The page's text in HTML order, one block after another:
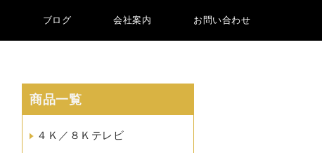
ブログ 会社案内 お問い合わせ
商品一覧
４Ｋ／８Ｋテレビ